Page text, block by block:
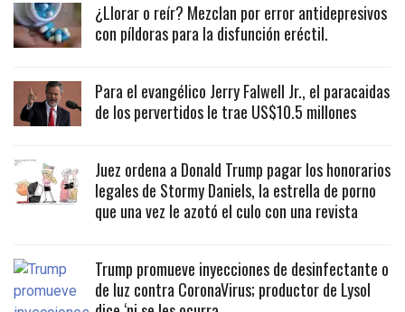
¿Llorar o reír? Mezclan por error antidepresivos
con píldoras para la disfunción eréctil.
Para el evangélico Jerry Falwell Jr., el paracaidas
de los pervertidos le trae US$10.5 millones
Juez ordena a Donald Trump pagar los honorarios
legales de Stormy Daniels, la estrella de porno
que una vez le azotó el culo con una revista
Trump promueve inyecciones de desinfectante o
de luz contra CoronaVirus; productor de Lysol